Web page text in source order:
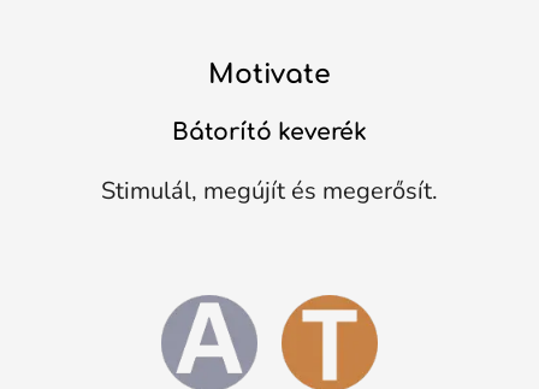
Motivate
Bátorító keverék
Stimulál, megújít és megerősít.